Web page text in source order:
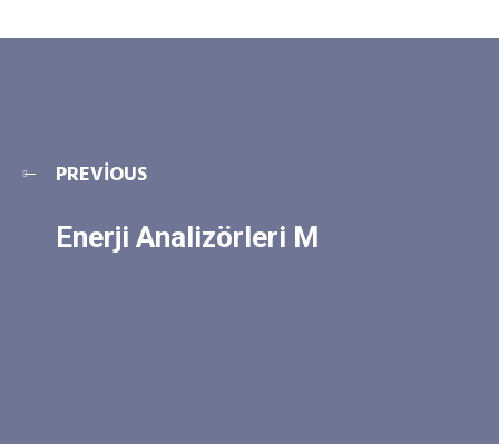
PREVIOUS
Enerji Analizörleri M